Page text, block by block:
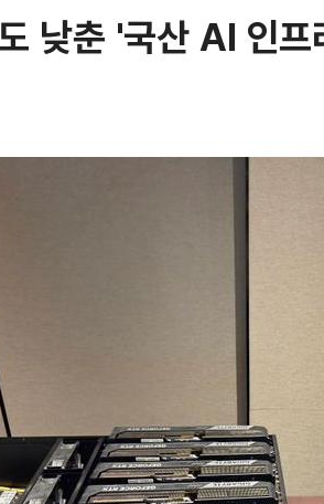
낮춘 '국산 AI 인